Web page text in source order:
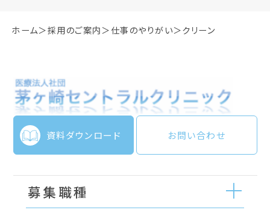
ホーム 採用のご案内 仕事のやりがい クリーン
資料ダウンロード お問い合わせ
募集職種